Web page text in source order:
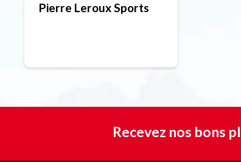
Pierre Leroux Sports
Recevez nos bons